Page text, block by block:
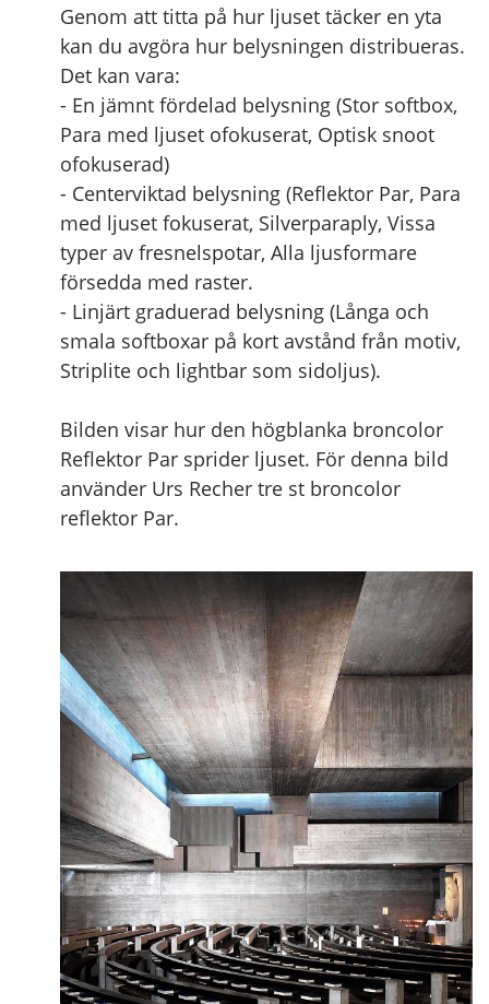
Genom att titta på hur ljuset täcker en yta
kan du avgöra hur belysningen distribueras.
Det kan vara:
- En jämnt fördelad belysning (Stor softbox,
Para med ljuset ofokuserat, Optisk snoot
ofokuserad)
- Centerviktad belysning (Reflektor Par, Para
med ljuset fokuserat, Silverparaply, Vissa
typer av fresnelspotar, Alla ljusformare
försedda med raster.
- Linjärt graduerad belysning (Långa och
smala softboxar på kort avstånd från motiv,
Striplite och lightbar som sidoljus).
Bilden visar hur den högblanka broncolor
Reflektor Par sprider ljuset. För denna bild
använder Urs Recher tre st broncolor
reflektor Par.